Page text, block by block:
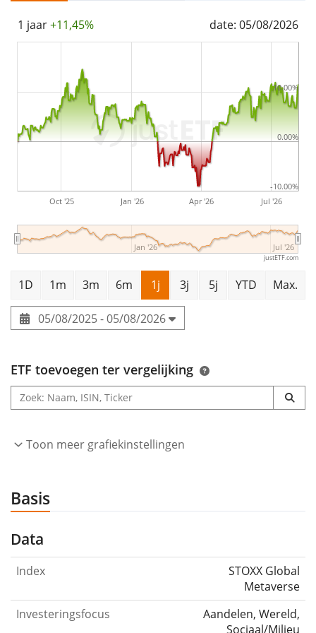
domiciled in Ierland
1 jaar+11,45% date: 05/08/2026
Oct '25 Jan '26 Apr '26 Jul '26
Jan '26 Jul '26
-10.00%
0.00%
10.00%
justETF.com
1D 1m 3m 6m 1j 3j 5j YTD Max.
05/08/2025 - 05/08/2026
ETF toevoegen ter vergelijking
Toon meer grafiekinstellingen
Basis
Data
Index
STOXX Global
Metaverse
Investeringsfocus
Aandelen, Wereld,
Sociaal/Milieu